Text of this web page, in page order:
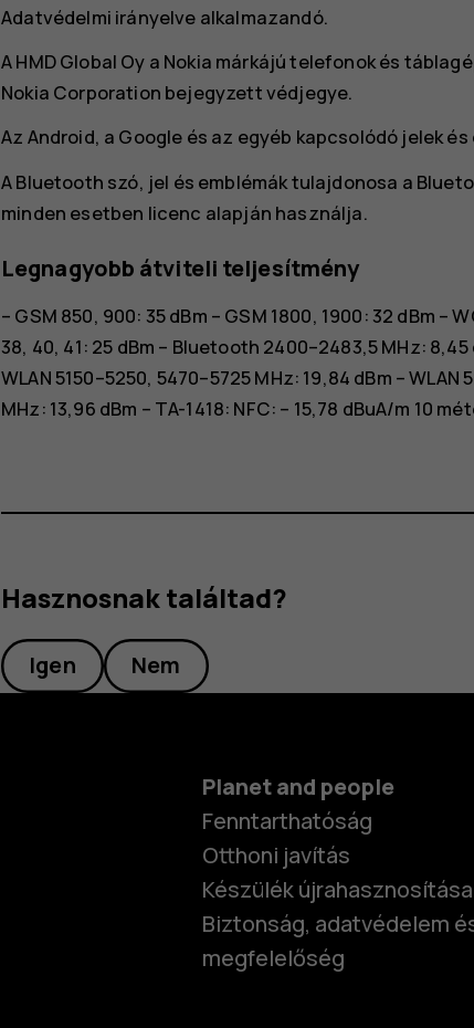
Adatvédelmi irányelve alkalmazandó.
A HMD Global Oy a Nokia márkájú telefonok és
Nokia Corporation bejegyzett védjegye.
Az Android, a Google és az egyéb kapcsolódó jelek
A Bluetooth szó, jel és emblémák tulajdonosa a
minden esetben licenc alapján használja.
Legnagyobb átviteli teljesítmény
– GSM 850, 900: 35 dBm – GSM 1800, 1900: 32 dBm –
38, 40, 41: 25 dBm – Bluetooth 2400–2483,5 MHz: 8,45
WLAN 5150–5250, 5470–5725 MHz: 19,84 dBm –
MHz: 13,96 dBm – TA-1418: NFC: – 15,78 dBuA/m 10
Hasznosnak találtad?
Igen Nem
Planet and people
Fenntarthatóság
Otthoni javítás
Készülék újrahasznosítása
Biztonság, adatvédelem
megfelelőség